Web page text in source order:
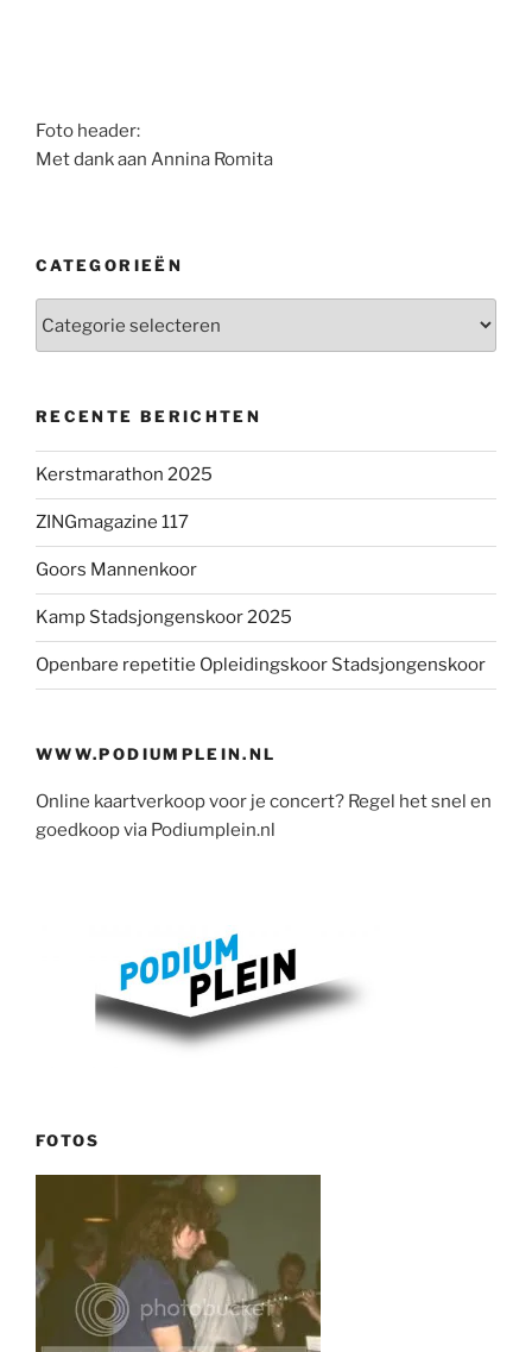
Foto header:
Met dank aan Annina Romita
CATEGORIEËN
RECENTE BERICHTEN
Kerstmarathon 2025
ZINGmagazine 117
Goors Mannenkoor
Kamp Stadsjongenskoor 2025
Openbare repetitie Opleidingskoor Stadsjongenskoor
WWW.PODIUMPLEIN.NL
Online kaartverkoop voor je concert? Regel het snel en
goedkoop via Podiumplein.nl
FOTOS